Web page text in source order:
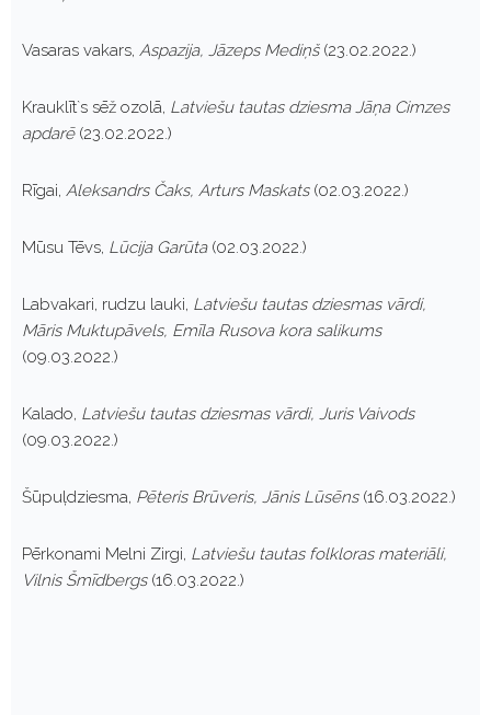
Vasaras vakars, Aspazija, Jāzeps Mediņš (23.02.2022.)
Krauklīt`s sēž ozolā, Latviešu tautas dziesma Jāņa Cimzes
apdarē (23.02.2022.)
Rīgai, Aleksandrs Čaks, Arturs Maskats (02.03.2022.)
Mūsu Tēvs, Lūcija Garūta (02.03.2022.)
Labvakari, rudzu lauki, Latviešu tautas dziesmas vārdi,
Māris Muktupāvels, Emīla Rusova kora salikums
(09.03.2022.)
Kalado, Latviešu tautas dziesmas vārdi, Juris Vaivods
(09.03.2022.)
Šūpuļdziesma, Pēteris Brūveris, Jānis Lūsēns (16.03.2022.)
Pērkonami Melni Zirgi, Latviešu tautas folkloras materiāli,
Vilnis Šmīdbergs (16.03.2022.)